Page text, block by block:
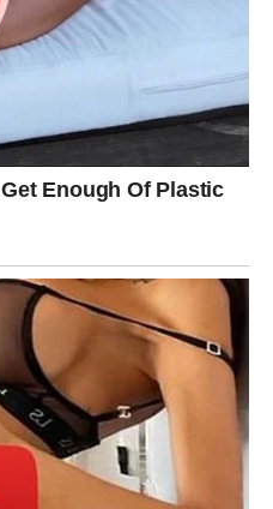
srce – ljubav ne
nepredvidive
emocije, a ne da ih
Budi svoj – prava osoba će to